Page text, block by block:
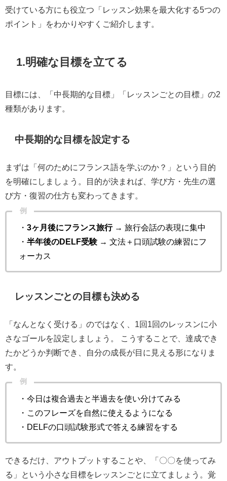
受けている方にも役立つ「レッスン効果を最大化する5つの
ポイント」をわかりやすくご紹介します。
1.明確な目標を立てる
目標には、「中長期的な目標」「レッスンごとの目標」の2
種類があります。
中長期的な目標を設定する
まずは「何のためにフランス語を学ぶのか？」という目的
を明確にしましょう。目的が決まれば、学び方・先生の選
び方・復習の仕方も変わってきます。
例
・ 3ヶ月後にフランス旅行→ 旅行会話の表現に集中
・ 半年後のDELF受験→ 文法＋口頭試験の練習にフ
ォーカス
レッスンごとの目標も決める
「なんとなく受ける」のではなく、1回1回のレッスンに小
さなゴールを設定しましょう。 こうすることで、達成でき
たかどうか判断でき、自分の成長が目に見える形になりま
す。
例
・今日は複合過去と半過去を使い分けてみる
・このフレーズを自然に使えるようになる
・DELFの口頭試験形式で答える練習をする
できるだけ、アウトプットすることや、「〇〇を使ってみ
る」という小さな目標をレッスンごとに立てましょう。覚